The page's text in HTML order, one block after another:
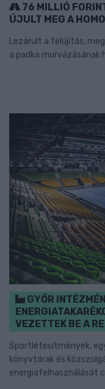
76 MILLIÓ
ÚJULT MEG A
Lezárult a felújítás,
a padka
GYŐR
VEZETTEK BE A
Sportlétesítmények,
könyvtárak és
energiafelhasználását